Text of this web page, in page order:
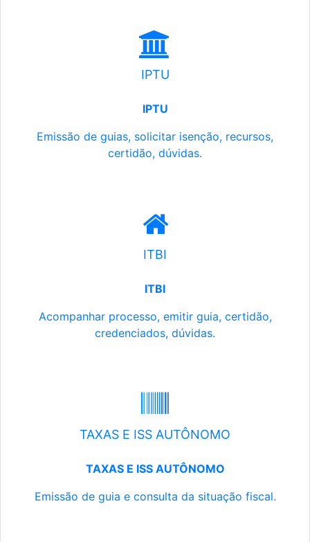
IPTU
IPTU
Emissão de guias, solicitar isenção, recursos,
certidão, dúvidas.
ITBI
ITBI
Acompanhar processo, emitir guia, certidão,
credenciados, dúvidas.
TAXAS E ISS AUTÔNOMO
TAXAS E ISS AUTÔNOMO
Emissão de guia e consulta da situação fiscal.